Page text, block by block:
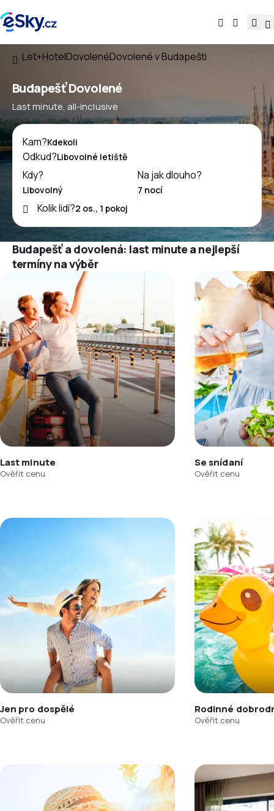
Let+HotelDovolenéDovolené v Budapešti
Budapešť Dovolené
Last minute, all-inclusive
Kam?
Odkud?
Kdy?
Na jak dlouho?
Kolik lidí?
Budapešť a dovolená: last minute a nejlepší
termíny na výběr
Last minute
Ověřit cenu
Se snídaní
Ověřit cenu
Jen pro dospělé
Ověřit cenu
Rodinné
Ověřit cenu